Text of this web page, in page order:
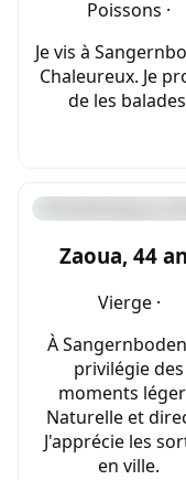
Poissons ·
Je vis à
Chaleureux. Je
de les
Zaoua, 44
Vierge ·
À
privilégie des
moments
Naturelle et
J'apprécie les
en ville.